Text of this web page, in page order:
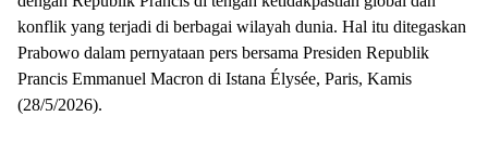
konflik yang terjadi di berbagai wilayah dunia. Hal itu ditegaskan
Prabowo dalam pernyataan pers bersama Presiden Republik
Prancis Emmanuel Macron di Istana Élysée, Paris, Kamis
(28/5/2026).